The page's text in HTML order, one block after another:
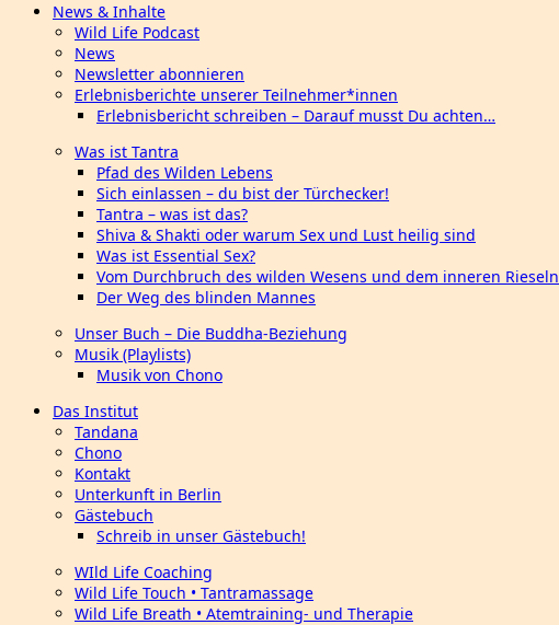
News & Inhalte
Wild Life Podcast
News
Newsletter abonnieren
Erlebnisberichte unserer Teilnehmer*innen
Erlebnisbericht schreiben – Darauf musst Du achten…
Was ist Tantra
Pfad des Wilden Lebens
Sich einlassen – du bist der Türchecker!
Tantra – was ist das?
Shiva & Shakti oder warum Sex und Lust heilig sind
Was ist Essential Sex?
Vom Durchbruch des wilden Wesens und dem inneren Rieseln
Der Weg des blinden Mannes
Unser Buch – Die Buddha-Beziehung
Musik (Playlists)
Musik von Chono
Das Institut
Tandana
Chono
Kontakt
Unterkunft in Berlin
Gästebuch
Schreib in unser Gästebuch!
WIld Life Coaching
Wild Life Touch • Tantramassage
Wild Life Breath • Atemtraining- und Therapie